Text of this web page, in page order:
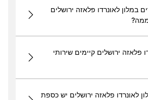
במלון לאונרדו פלאזה ירושלים
פלאזה ירושלים קיימים שירותי
לאונרדו פלאזה ירושלים יש כספת